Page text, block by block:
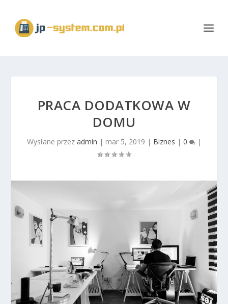
PRACA DODATKOWA W
DOMU
Wysłane przez admin | mar 5, 2019 | Biznes | 0 |